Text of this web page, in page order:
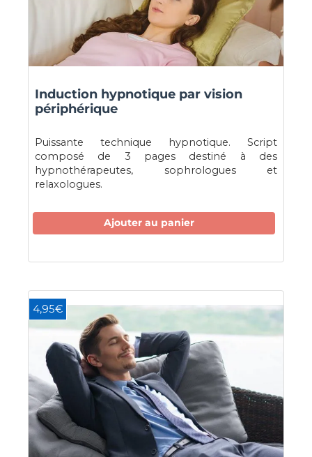
Induction hypnotique par vision
périphérique
Puissante technique hypnotique. Script
composé de 3 pages destiné à des
hypnothérapeutes, sophrologues et
relaxologues.
Ajouter au panier
4,95€